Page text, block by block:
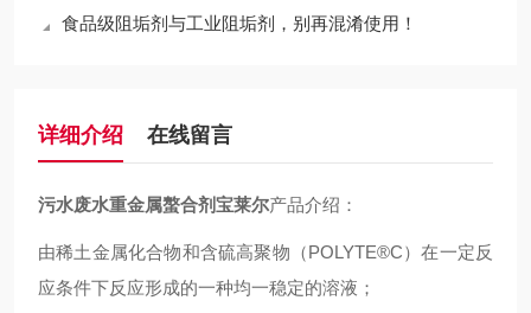
食品级阻垢剂与工业阻垢剂，别再混淆使用！
详细介绍 在线留言
污水废水重金属螯合剂宝莱尔产品介绍：
由稀土金属化合物和含硫高聚物（POLYTE®C）在一定反
应条件下反应形成的一种均一稳定的溶液；